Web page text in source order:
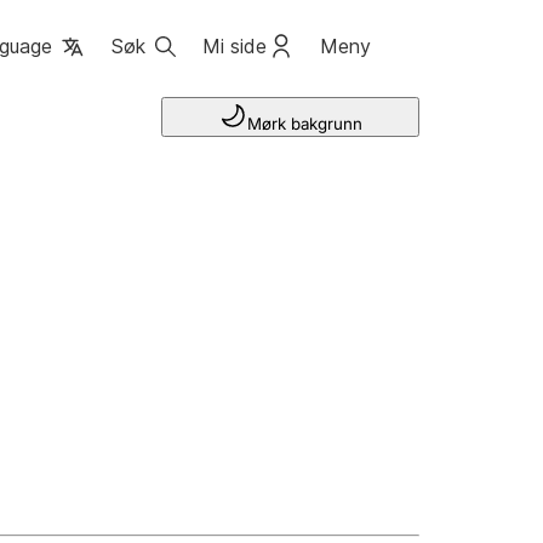
Søk Mi side Meny
Mørk bakgrunn